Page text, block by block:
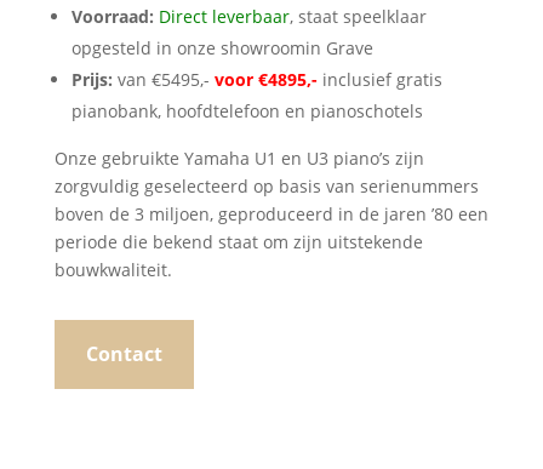
Voorraad: Direct leverbaar, staat speelklaar
opgesteld in onze showroomin Grave
Prijs: van €5495,- voor €4895,-inclusief gratis
pianobank, hoofdtelefoon en pianoschotels
Onze gebruikte Yamaha U1 en U3 piano’s zijn
zorgvuldig geselecteerd op basis van serienummers
boven de 3 miljoen, geproduceerd in de jaren ’80 een
periode die bekend staat om zijn uitstekende
bouwkwaliteit.
Contact